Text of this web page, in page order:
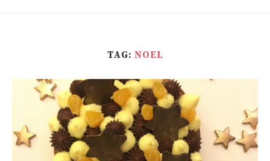
TAG: NOEL